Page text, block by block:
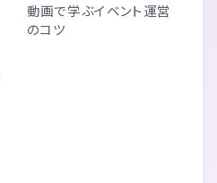
動画で学ぶイベント運営
のコツ